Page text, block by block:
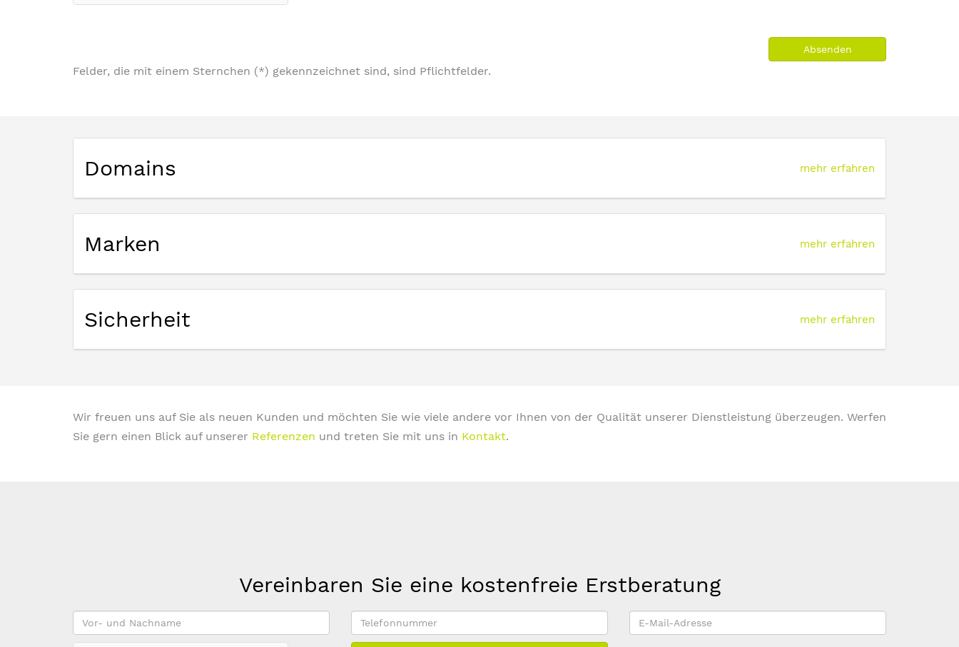
Absenden
Felder, die mit einem Sternchen (*) gekennzeichnet sind, sind Pflichtfelder.
Domains mehr erfahren
Marken mehr erfahren
Sicherheit mehr erfahren
Wir freuen uns auf Sie als neuen Kunden und möchten Sie wie viele andere vor Ihnen von der Qualität unserer Dienstleistung überzeugen. Werfen
Sie gern einen Blick auf unserer Referenzen und treten Sie mit uns in Kontakt.
Vereinbaren Sie eine kostenfreie Erstberatung
Vor-
und
Telefonnummer
E-
Mail-